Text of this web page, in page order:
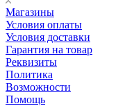
Магазины
Условия оплаты
Условия доставки
Гарантия на товар
Реквизиты
Политика
Возможности
Помощь